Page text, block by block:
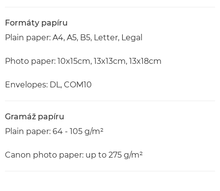
Formáty papíru
Plain paper: A4, A5, B5, Letter, Legal
Photo paper: 10x15cm, 13x13cm, 13x18cm
Envelopes: DL, COM10
Gramáž papíru
Plain paper: 64 - 105 g/m²
Canon photo paper: up to 275 g/m²